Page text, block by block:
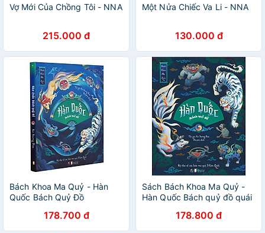
Vợ Mới Của Chồng Tôi - NNA
215.000 đ
Một Nửa Chiếc Va Li - NNA
130.000 đ
Bách Khoa Ma Quỷ - Hàn
Quốc Bách Quỷ Đồ
178.700 đ
Sách Bách Khoa Ma Quỷ -
Hàn Quốc Bách quỷ đồ quái
Hàn Quốc178.800 đ